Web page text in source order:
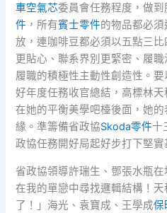
車空氣芯委員會任務程度，做
件 ，所有賓士零件的物品都必
放，連咖啡豆都必須以五點三
更貼心、聯系界別更緊密、履
履職的積極性主動性創造性。
好年度任務收官總結，高標林
在她的平衡美學吧檯後面，她
緣。準籌備省政協Skoda零件十
政協任務開好局起好步打下堅實
省政協領導許瑞生、鄧張水瓶
在我的單戀中尋找邏輯結構！
了！」海光、袁寶成、王學成保